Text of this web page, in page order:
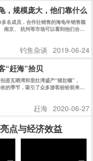
，规模庞大，他们靠什么
名成员，合作社销售的海龟年销售额
南京、 杭州等市场可以看到他们合作
钓鱼杂谈 2019-06-24
“赶海”拾贝
是瓦晒湾和里灶湾盛产“猪肚螺”，
的季节，吸引了众多游客纷纷前来赶
赶海 2020-06-27
点与经济效益